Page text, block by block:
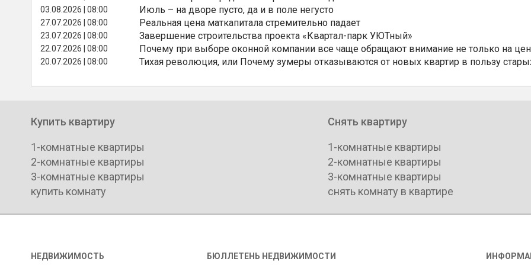
03.08.2026 | 08:00 Июль – на дворе пусто, да и в поле негусто
27.07.2026 | 08:00 Реальная цена маткапитала стремительно падает
23.07.2026 | 08:00 Завершение строительства проекта «Квартал-парк УЮТный»
22.07.2026 | 08:00 Почему при выборе оконной компании все чаще обращают внимание не только на
20.07.2026 | 08:00 Тихая революция, или Почему зумеры отказываются от новых квартир в пользу
Купить квартиру
1-комнатные квартиры
2-комнатные квартиры
3-комнатные квартиры
купить комнату
Снять квартиру
1-комнатные квартиры
2-комнатные квартиры
3-комнатные квартиры
снять комнату в квартире
НЕДВИЖИМОСТЬ БЮЛЛЕТЕНЬ НЕДВИЖИМОСТИ